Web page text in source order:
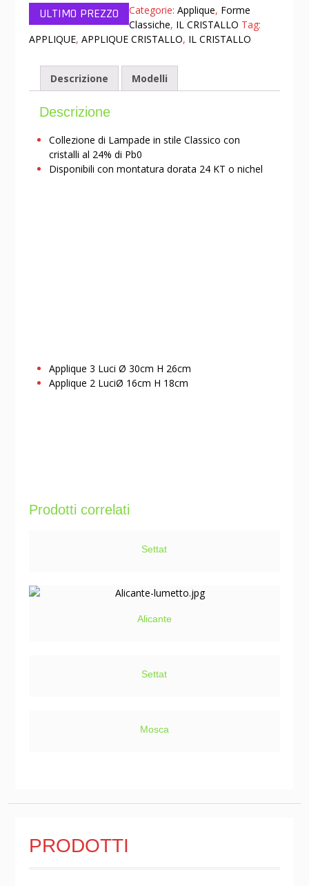
Categorie: Applique, Forme
Classiche, IL CRISTALLO Tag:
APPLIQUE, APPLIQUE CRISTALLO, IL CRISTALLO
Descrizione Modelli
Descrizione
Collezione di Lampade in stile Classico con
cristalli al 24% di Pb0
Disponibili con montatura dorata 24 KT o nichel
Applique 3 Luci Ø 30cm H 26cm
Applique 2 LuciØ 16cm H 18cm
Prodotti correlati
Settat
Alicante
Settat
Mosca
PRODOTTI